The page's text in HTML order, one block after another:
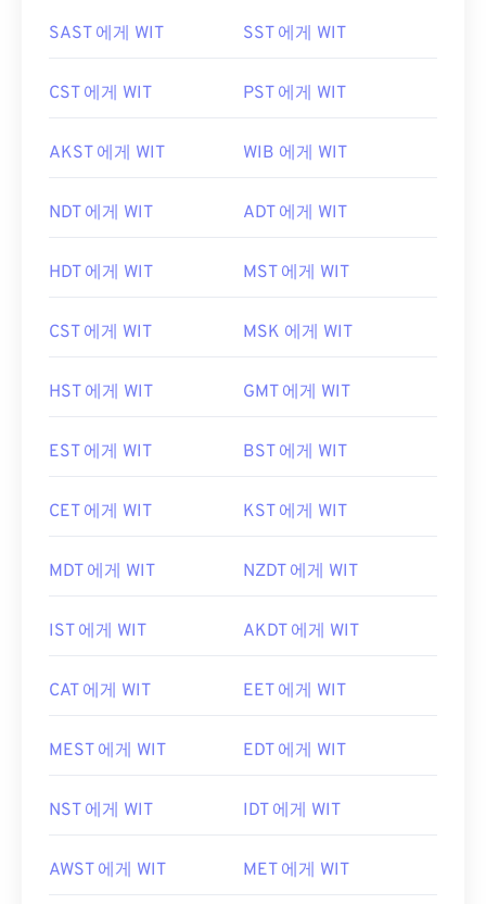
SAST 에게 WIT SST 에게 WIT
CST 에게 WIT PST 에게 WIT
AKST 에게 WIT WIB 에게 WIT
NDT 에게 WIT ADT 에게 WIT
HDT 에게 WIT MST 에게 WIT
CST 에게 WIT MSK 에게 WIT
HST 에게 WIT GMT 에게 WIT
EST 에게 WIT BST 에게 WIT
CET 에게 WIT KST 에게 WIT
MDT 에게 WIT NZDT 에게 WIT
IST 에게 WIT AKDT 에게 WIT
CAT 에게 WIT EET 에게 WIT
MEST 에게 WIT EDT 에게 WIT
NST 에게 WIT IDT 에게 WIT
AWST 에게 WIT MET 에게 WIT